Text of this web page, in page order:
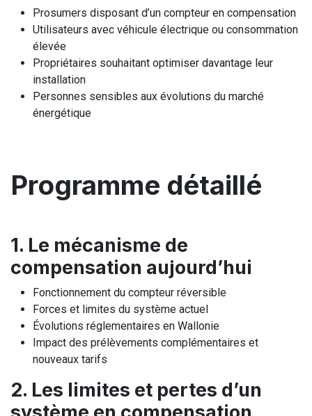
Prosumers disposant d’un compteur en compensation
Utilisateurs avec véhicule électrique ou consommation
élevée
Propriétaires souhaitant optimiser davantage leur
installation
Personnes sensibles aux évolutions du marché
énergétique
Programme détaillé
1. Le mécanisme de
compensation aujourd’hui
Fonctionnement du compteur réversible
Forces et limites du système actuel
Évolutions réglementaires en Wallonie
Impact des prélèvements complémentaires et
nouveaux tarifs
2. Les limites et pertes d’un